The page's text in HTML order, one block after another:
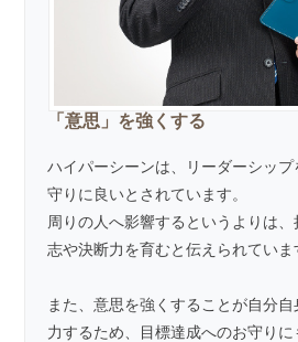
「意思」を強くする
ハイパーシーンは、リーダーシッ
守りに良いとされています。
周りの人へ影響するというよりは
志や決断力を育むと伝えられていま
また、意思を強くすることが自分
力するため、目標達成へのお守り